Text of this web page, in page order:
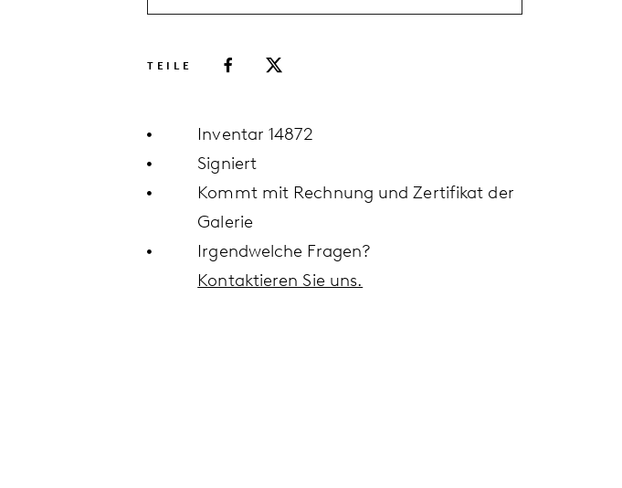
TEILE
Inventar 14872
Signiert
Kommt mit Rechnung und Zertifikat der
Galerie
Irgendwelche Fragen?
Kontaktieren Sie uns.